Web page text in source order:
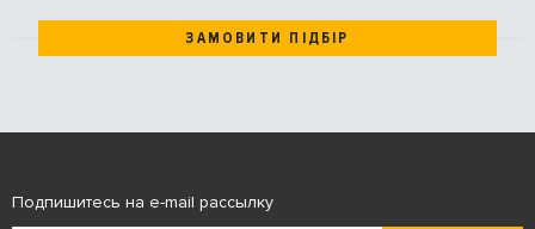
ЗАМОВИТИ ПІДБІР
Подпишитесь на e-mail рассылку